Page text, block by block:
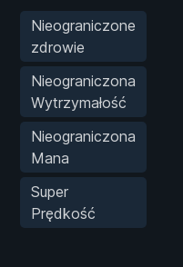
Nieograniczone
zdrowie
Nieograniczona
Wytrzymałość
Nieograniczona
Mana
Super
Prędkość